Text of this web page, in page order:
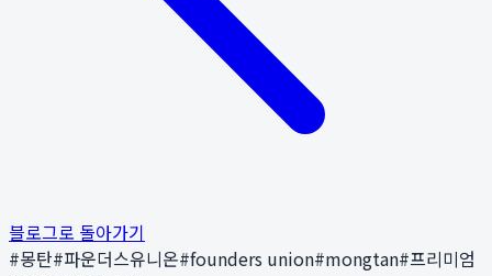
블로그로 돌아가기
#몽탄#파운더스유니온#founders union#mongtan#프리미엄